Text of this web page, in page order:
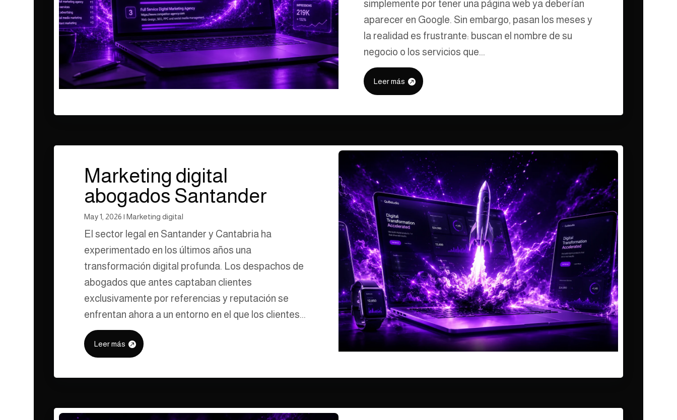
simplemente por tener una página web ya deberían
aparecer en Google. Sin embargo, pasan los meses y
la realidad es frustrante: buscan el nombre de su
negocio o los servicios que...
Leer más
Marketing digital
abogados Santander
May 1, 2026 |Marketing digital
El sector legal en Santander y Cantabria ha
experimentado en los últimos años una
transformación digital profunda. Los despachos de
abogados que antes captaban clientes
exclusivamente por referencias y reputación se
enfrentan ahora a un entorno en el que los clientes...
Leer más